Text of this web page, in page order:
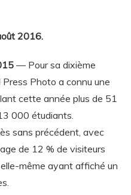
2016.
— Pour sa dixième
Photo a connu une
cette année plus de 51
000 étudiants.
sans précédent, avec
de 12 % de visiteurs
même ayant affiché un